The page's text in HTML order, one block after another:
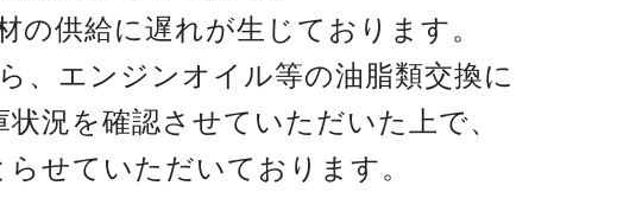
の供給に遅れが生じております。
、エンジンオイル等の油脂類交換に
況を確認させていただいた上で、
せていただいております。